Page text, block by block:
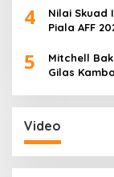
4
Nilai Skuad
Piala AFF
5
Mitchell
Gilas
Video